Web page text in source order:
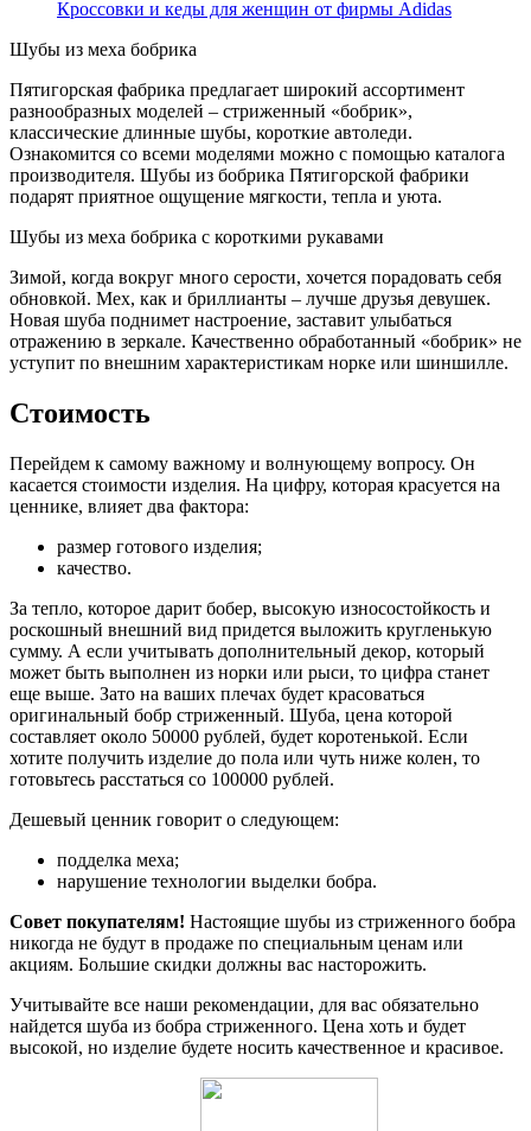
Кроссовки и кеды для женщин от фирмы Adidas
Шубы из меха бобрика
Пятигорская фабрика предлагает широкий ассортимент
разнообразных моделей – стриженный «бобрик»,
классические длинные шубы, короткие автоледи.
Ознакомится со всеми моделями можно с помощью каталога
производителя. Шубы из бобрика Пятигорской фабрики
подарят приятное ощущение мягкости, тепла и уюта.
Шубы из меха бобрика с короткими рукавами
Зимой, когда вокруг много серости, хочется порадовать себя
обновкой. Мех, как и бриллианты – лучше друзья девушек.
Новая шуба поднимет настроение, заставит улыбаться
отражению в зеркале. Качественно обработанный «бобрик» не
уступит по внешним характеристикам норке или шиншилле.
Стоимость
Перейдем к самому важному и волнующему вопросу. Он
касается стоимости изделия. На цифру, которая красуется на
ценнике, влияет два фактора:
размер готового изделия;
качество.
За тепло, которое дарит бобер, высокую износостойкость и
роскошный внешний вид придется выложить кругленькую
сумму. А если учитывать дополнительный декор, который
может быть выполнен из норки или рыси, то цифра станет
еще выше. Зато на ваших плечах будет красоваться
оригинальный бобр стриженный. Шуба, цена которой
составляет около 50000 рублей, будет коротенькой. Если
хотите получить изделие до пола или чуть ниже колен, то
готовьтесь расстаться со 100000 рублей.
Дешевый ценник говорит о следующем:
подделка меха;
нарушение технологии выделки бобра.
Совет покупателям! Настоящие шубы из стриженного бобра
никогда не будут в продаже по специальным ценам или
акциям. Большие скидки должны вас насторожить.
Учитывайте все наши рекомендации, для вас обязательно
найдется шуба из бобра стриженного. Цена хоть и будет
высокой, но изделие будете носить качественное и красивое.